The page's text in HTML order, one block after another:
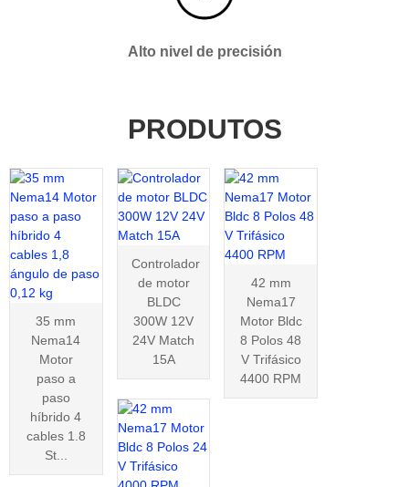
Alto nivel de precisión
PRODUTOS
35 mm
Nema14
Motor
paso a
paso
híbrido 4
cables 1.8
St...
Controlador
de motor
BLDC
300W 12V
24V Match
15A
42 mm
Nema17
Motor Bldc
8 Polos 48
V Trifásico
4400 RPM